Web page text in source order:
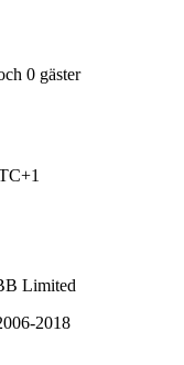
0 gäster
Limited
2018